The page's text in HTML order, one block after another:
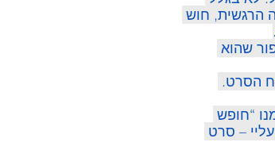
הרגשית, חוש
שהוא
הסרט.
“חופש
– סרט